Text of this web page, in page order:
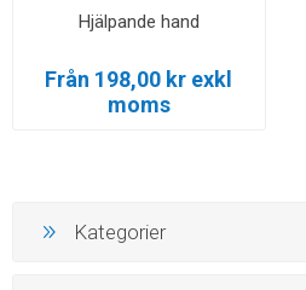
Hjälpande hand
Från 198,00 kr exkl
moms
Kategorier